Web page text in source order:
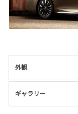
外観
ギャラリー